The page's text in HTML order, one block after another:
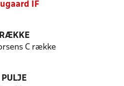
IF
RÆKKE
C række
PULJE